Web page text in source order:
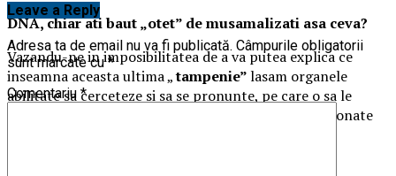
DNA, chiar ati baut „otet” de musamalizati asa ceva?
Vazandu-ne in imposibilitatea de a va putea explica ce
inseamna aceasta ultima „tampenie”lasam organele
abilitate sa cerceteze si sa se pronunte, pe care o sa le
sesizam oficial in data de 26.07.2019, din cele mentionate
Leave a Reply
Adresa ta de email nu va fi publicată. Câmpurile obligatorii
sunt marcate cu*
Comentariu *